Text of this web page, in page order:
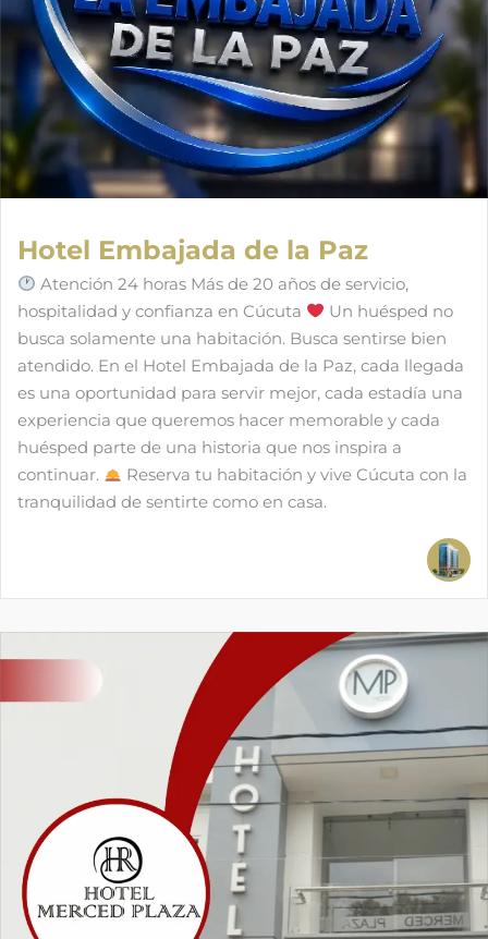
Hotel Embajada de la Paz
Atención 24 horas Más de 20 años de servicio,
hospitalidad y confianza en Cúcuta
Un huésped no
busca solamente una habitación. Busca sentirse bien
atendido. En el Hotel Embajada de la Paz, cada llegada
es una oportunidad para servir mejor, cada estadía una
experiencia que queremos hacer memorable y cada
huésped parte de una historia que nos inspira a
continuar.
Reserva tu habitación y vive Cúcuta con la
tranquilidad de sentirte como en casa.